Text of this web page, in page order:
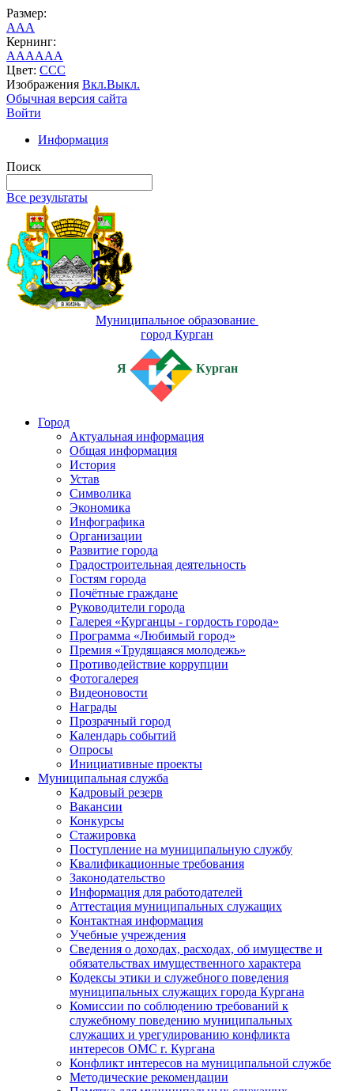
Размер:
AAA
Кернинг:
AAAAAA
Цвет: CCC
Изображения Вкл.Выкл.
Обычная версия сайта
Войти
Информация
Поиск
Все результаты
Муниципальное образование
город Курган
Я Курган
Город
Актуальная информация
Общая информация
История
Устав
Символика
Экономика
Инфографика
Организации
Развитие города
Градостроительная деятельность
Гостям города
Почётные граждане
Руководители города
Галерея «Курганцы - гордость города»
Программа «Любимый город»
Премия «Трудящаяся молодежь»
Противодействие коррупции
Фотогалерея
Видеоновости
Награды
Прозрачный город
Календарь событий
Опросы
Инициативные проекты
Муниципальная служба
Кадровый резерв
Вакансии
Конкурсы
Стажировка
Поступление на муниципальную службу
Квалификационные требования
Законодательство
Информация для работодателей
Аттестация муниципальных служащих
Контактная информация
Учебные учреждения
Сведения о доходах, расходах, об имуществе и
обязательствах имущественного характера
Кодексы этики и служебного поведения
муниципальных служащих города Кургана
Комиссии по соблюдению требований к
служебному поведению муниципальных
служащих и урегулированию конфликта
интересов ОМС г. Кургана
Конфликт интересов на муниципальной службе
Методические рекомендации